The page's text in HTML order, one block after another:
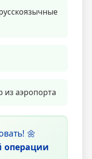
из аэропорта
🌼
операции